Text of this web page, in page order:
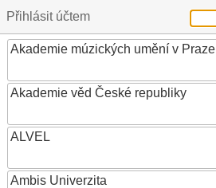
Přihlásit účtem
Akademie múzických umění v Praze
Akademie věd České republiky
ALVEL
Ambis Univerzita